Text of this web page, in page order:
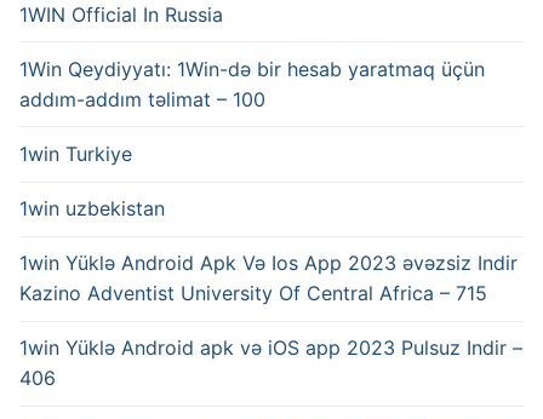
1WIN Official In Russia
1Win Qeydiyyatı: 1Win-də bir hesab yaratmaq üçün
addım-addım təlimat – 100
1win Turkiye
1win uzbekistan
1win Yüklə Android Apk Və Ios App 2023 əvəzsiz Indir
Kazino Adventist University Of Central Africa – 715
1win Yüklə Android apk və iOS app 2023 Pulsuz Indir –
406